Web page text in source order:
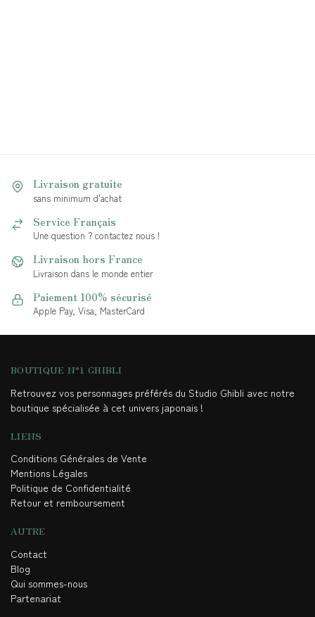
Livraison gratuite
sans minimum d'achat
Service Français
Une question ? contactez nous !
Livraison hors France
Livraison dans le monde entier
Paiement 100% sécurisé
Apple Pay, Visa, MasterCard
BOUTIQUE N°1 GHIBLI
Retrouvez vos personnages préférés du Studio Ghibli avec notre
boutique spécialisée à cet univers japonais !
LIENS
Conditions Générales de Vente
Mentions Légales
Politique de Confidentialité
Retour et remboursement
AUTRE
Contact
Blog
Qui sommes-nous
Partenariat